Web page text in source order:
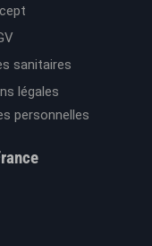
sanitaires
légales
personnelles